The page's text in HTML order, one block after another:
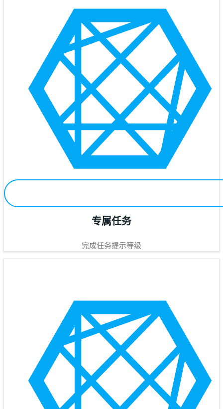
专属任务
完成任务提示等级